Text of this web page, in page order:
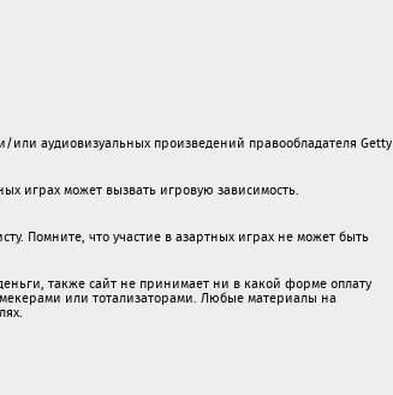
аудиовизуальных произведений правообладателя Getty
играх может вызвать игровую зависимость.
Помните, что участие в азартных играх не может быть
также сайт не принимает ни в какой форме oплaту
или тотализаторами. Любые материалы на